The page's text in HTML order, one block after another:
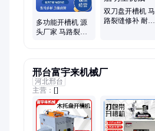
多功能开槽机 源
头厂家 马路裂缝
双刀盘开槽机 马
路裂缝修补 耐用
邢台富宇来机械厂
河北邢台
主营： []